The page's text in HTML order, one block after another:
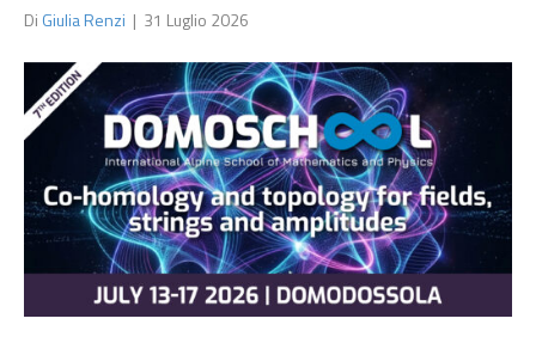
Di Giulia Renzi | 31 Luglio 2026